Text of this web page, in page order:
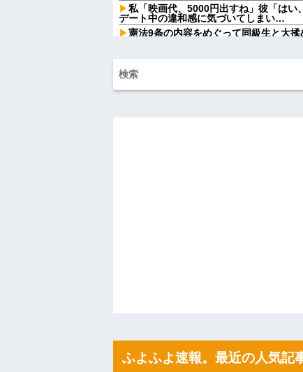
私「映画代、5000円出すね」彼「はい
デート中の違和感に気づいてしまい…
憲法9条の内容をめぐって同級生と大
【しまった…】 コトメに追い出された
のエリア)には絶対に上がらない」という
が...
ATMで俺が暗証番号を入力し終わった
女がこちらに荷物をばらまきやがった。
チー牛「デブの事豚丼って呼ぼうぜ
【悲報】「美人すぎる県警本部長」失
【衝撃】葬儀屋「火葬プランはどうな
【朗報】寺田心、週6ジム通いで体
【画像】このLINEでなんで女が怒っ
妹と差をつけて育てられた。妹「家
は放棄して」母「うんうん」私「わか
ハードオフに売っていた4万4000円の
後続車にクラクションを鳴らされ彼氏
んだ！降りてこいよ！」と怒鳴りだし...
【衝撃】報酬100万円超の治験募集が
ふよふよ速報。最近の人気記